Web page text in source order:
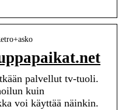
palvellut tv-tuoli.
kuin
voi käyttää näinkin.